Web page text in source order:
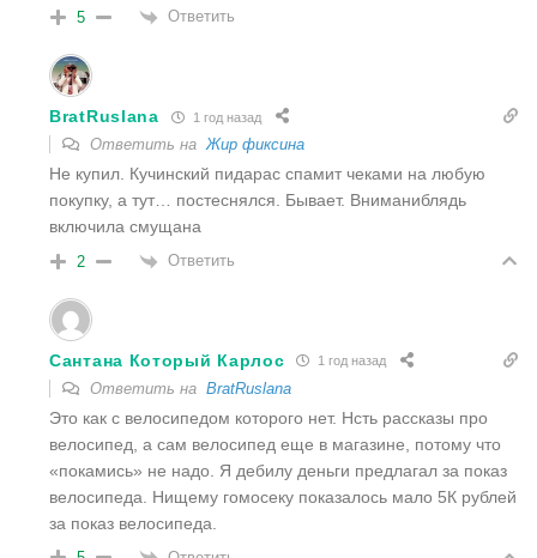
5 Ответить
BratRuslana 1 год назад
Ответить наЖир фиксина
Не купил. Кучинский пидарас спамит чеками на любую
покупку, а тут… постеснялся. Бывает. Вниманиблядь
включила смущана
2 Ответить
Сантана Который Карлос 1 год назад
Ответить на BratRuslana
Это как с велосипедом которого нет. Нсть рассказы про
велосипед, а сам велосипед еще в магазине, потому что
«покамись» не надо. Я дебилу деньги предлагал за показ
велосипеда. Нищему гомосеку показалось мало 5К рублей
за показ велосипеда.